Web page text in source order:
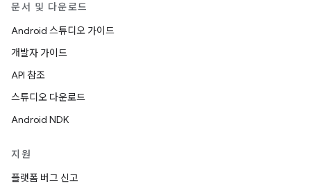
문서 및 다운로드
Android 스튜디오 가이드
개발자 가이드
API 참조
스튜디오 다운로드
Android NDK
지원
플랫폼 버그 신고